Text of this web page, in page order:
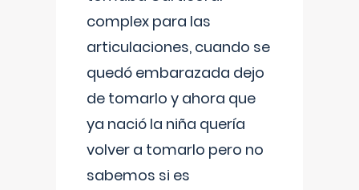
complex para las
articulaciones, cuando se
quedó embarazada dejo
de tomarlo y ahora que
ya nació la niña quería
volver a tomarlo pero no
sabemos si es